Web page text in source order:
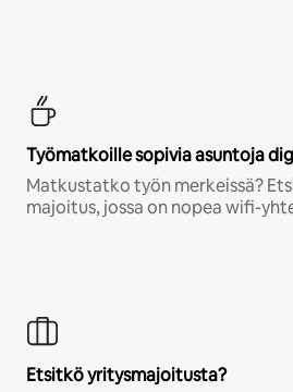
Työmatkoille sopivia asuntoja
Matkustatko työn merkeissä?
majoitus, jossa on nopea wifi-
Etsitkö yritysmajoitusta?